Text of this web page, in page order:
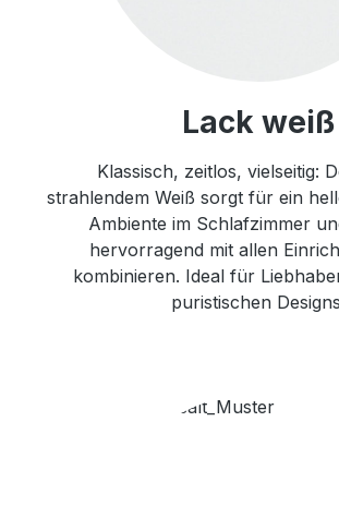
Lack weiß
Klassisch, zeitlos, vielseitig:
strahlendem Weiß sorgt für ein
Ambiente im Schlafzimmer
hervorragend mit allen
kombinieren. Ideal für
puristischen